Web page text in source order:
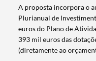
A proposta incorpora o
Plurianual de
euros do Plano de
393 mil euros das
(diretamente ao